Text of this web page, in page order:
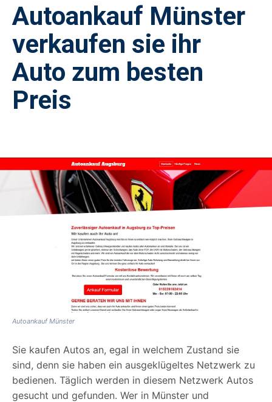
Autoankauf Münster
verkaufen sie ihr
Auto zum besten
Preis
Autoankauf Münster
Sie kaufen Autos an, egal in welchem Zustand sie
sind, denn sie haben ein ausgeklügeltes Netzwerk zu
bedienen. Täglich werden in diesem Netzwerk Autos
gesucht und gefunden. Wer in Münster und